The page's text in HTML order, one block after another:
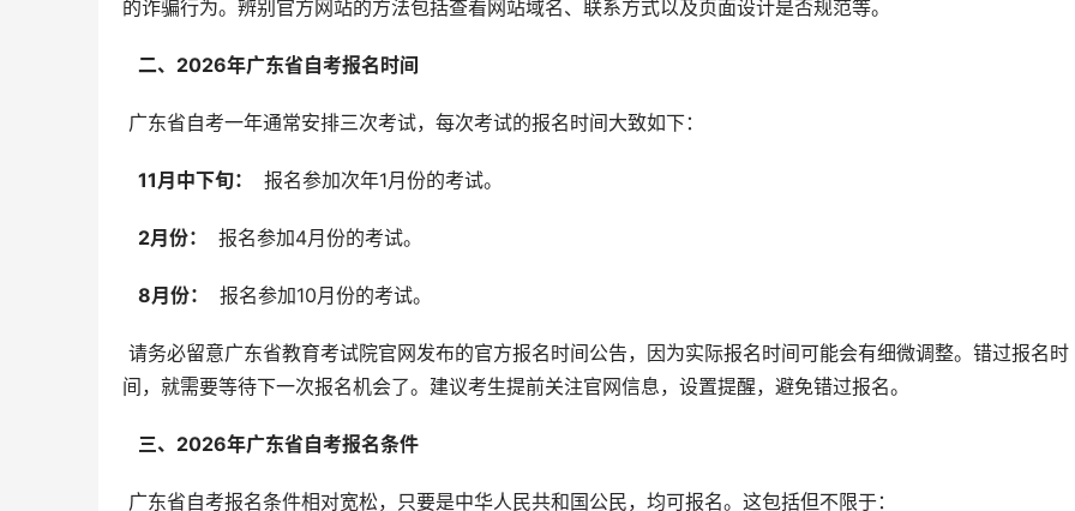
的诈骗行为。辨别官方网站的方法包括查看网站域名、联系方式以及页面设计是否规范等。
  二、2026年广东省自考报名时间
广东省自考一年通常安排三次考试，每次考试的报名时间大致如下：
  11月中下旬：
报名参加次年1月份的考试。
  2月份：
报名参加4月份的考试。
  8月份：
报名参加10月份的考试。
间，就需要等待下一次报名机会了。建议考生提前关注官网信息，设置提醒，避免错过报名。
  三、2026年广东省自考报名条件
广东省自考报名条件相对宽松，只要是中华人民共和国公民，均可报名。这包括但不限于：